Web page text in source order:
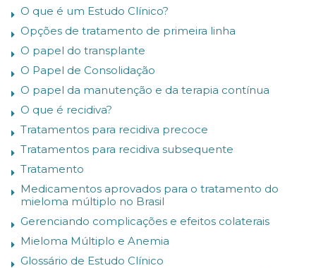
O que é um Estudo Clínico?
Opções de tratamento de primeira linha
O papel do transplante
O Papel de Consolidação
O papel da manutenção e da terapia contínua
O que é recidiva?
Tratamentos para recidiva precoce
Tratamentos para recidiva subsequente
Tratamento
Medicamentos aprovados para o tratamento do
mieloma múltiplo no Brasil
Gerenciando complicações e efeitos colaterais
Mieloma Múltiplo e Anemia
Glossário de Estudo Clínico